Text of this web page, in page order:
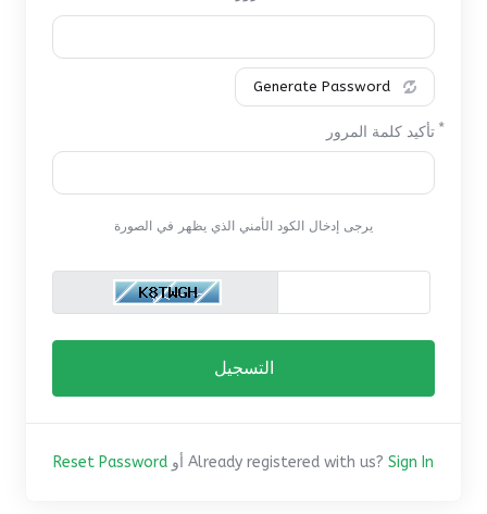
Generate Password
تأكيد كلمة المرور
يرجى إدخال الكود الأمني الذي يظهر في الصورة
Already registered with us? Sign In أو Reset Password